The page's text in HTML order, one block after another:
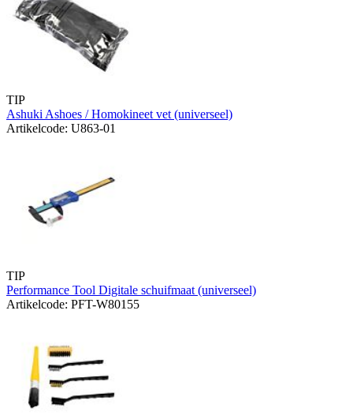
TIP
Ashuki Ashoes / Homokineet vet (universeel)
Artikelcode: U863-01
TIP
Performance Tool Digitale schuifmaat (universeel)
Artikelcode: PFT-W80155